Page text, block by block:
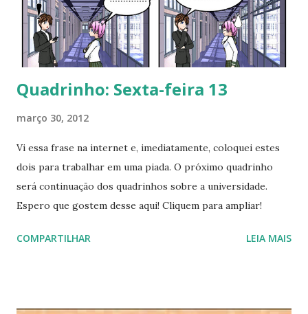
Quadrinho: Sexta-feira 13
março 30, 2012
Vi essa frase na internet e, imediatamente, coloquei estes
dois para trabalhar em uma piada. O próximo quadrinho
será continuação dos quadrinhos sobre a universidade.
Espero que gostem desse aqui! Cliquem para ampliar!
COMPARTILHAR LEIA MAIS